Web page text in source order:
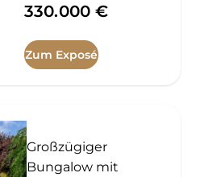
330.000 €
Zum Exposé
Großzügiger
Bungalow mit